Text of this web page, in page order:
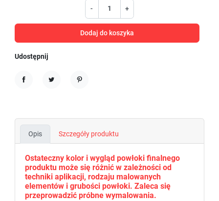
- +
Dodaj do koszyka
Udostępnij
Opis Szczegóły produktu
Ostateczny kolor i wygląd powłoki finalnego
produktu może się różnić w zależności od
techniki aplikacji, rodzaju malowanych
elementów i grubości powłoki. Zaleca się
przeprowadzić próbne wymalowania.